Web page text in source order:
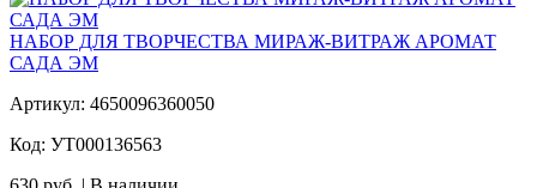
НАБОР ДЛЯ ТВОРЧЕСТВА МИРАЖ-ВИТРАЖ АРОМАТ
САДА ЭМ
Артикул: 4650096360050
Код: УТ000136563